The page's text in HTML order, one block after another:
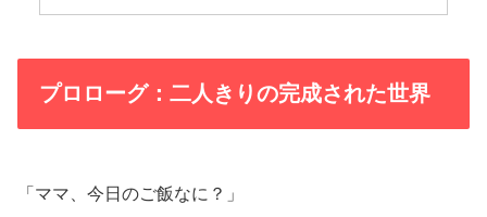
プロローグ：二人きりの完成された世界
「ママ、今日のご飯なに？」